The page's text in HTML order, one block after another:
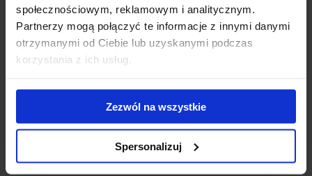
społecznościowym, reklamowym i analitycznym.
Partnerzy mogą połączyć te informacje z innymi danymi
otrzymanymi od Ciebie lub uzyskanymi podczas
korzystania z ich usług.
Zezwól na wszystkie
Spersonalizuj